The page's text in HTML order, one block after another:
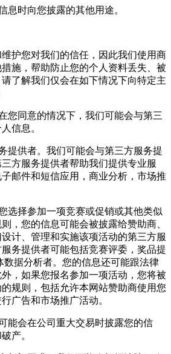
时向您披露的其他用途。
您对我们的信任，因此我们使用商
施，帮助防止您的个人资料丢失、被
了解我们仅会在如下情况下向特定主
同意的情况下，我们可能会与第三
信息。
供者。我们可能会与第三方服务提
方服务提供者帮助我们提供专业服
邮件和短信应用，商业分析，市场推
择参加一项竞赛或促销或其他类似
，您的信息可能会被披露给赞助商、
计、管理和实施该项活动的第三方服
务提供者可能包括竞赛评委，奖品提
数据分析者。您的信息还可能跟法律
，如果您报名参加一项活动，您将被
规则，包括允许本网站赞助商使用您
广告和市场推广活动。
会在公司重大交易时披露您的信
产。